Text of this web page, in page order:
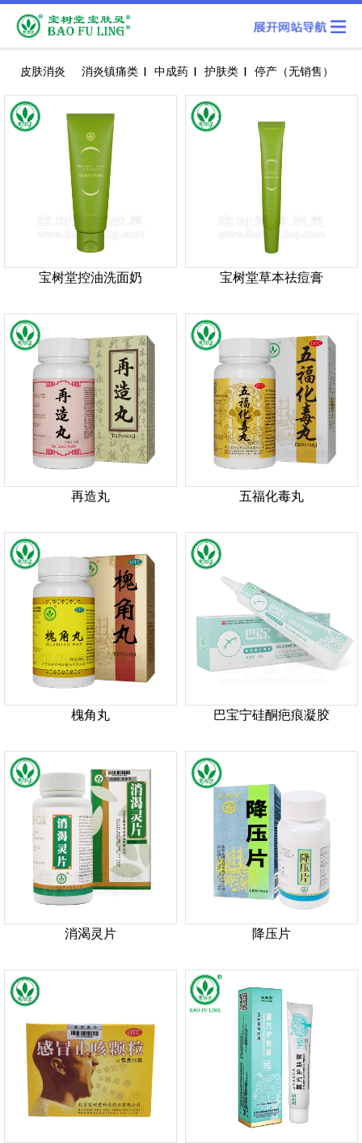
皮肤消炎 消炎镇痛类 中成药 护肤类 停产（无销售）
宝树堂控油洗面奶 宝树堂草本祛痘膏
再造丸 五福化毒丸
槐角丸 巴宝宁硅酮疤痕凝胶
消渴灵片 降压片